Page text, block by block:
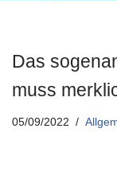
Das
muss
05/09/2022